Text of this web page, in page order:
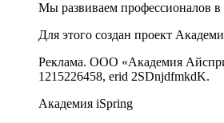
Мы развиваем профессионалов в
Для этого создан проект
Реклама. ООО «Академия
1215226458, erid 2SDnjdfmkdK.
Академия iSpring